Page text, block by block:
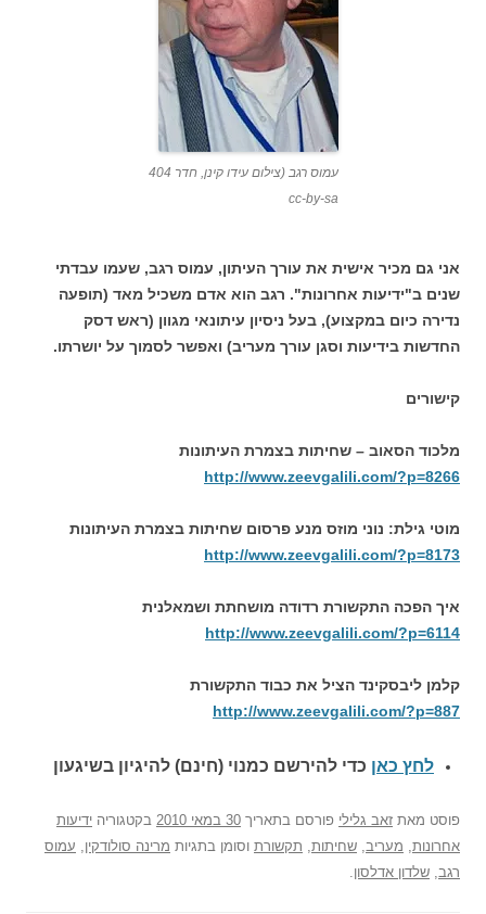
עמוס רגב (צילום עידו קינן, חדר 404
cc-by-sa
אני גם מכיר אישית את עורך העיתון, עמוס רגב, שעמו עבדתי
שנים ב"ידיעות אחרונות". רגב הוא אדם משכיל מאד (תופעה
נדירה כיום במקצוע), בעל ניסיון עיתונאי מגוון (ראש דסק
החדשות בידיעות וסגן עורך מעריב) ואפשר לסמוך על יושרתו.
קישורים
מלכוד הסאוב – שחיתות בצמרת העיתונות
http://www.zeevgalili.com/?p=8266
מוטי גילת: נוני מוזס מנע פרסום שחיתות בצמרת העיתונות
http://www.zeevgalili.com/?p=8173
איך הפכה התקשורת רדודה מושחתת ושמאלנית
http://www.zeevgalili.com/?p=6114
קלמן ליבסקינד הציל את כבוד התקשורת
http://www.zeevgalili.com/?p=887
לחץ כאן כדי להירשם כמנוי (חינם) להיגיון בשיגעון
פוסט מאת זאב גלילי פורסם בתאריך 30 במאי 2010 בקטגוריה ידיעות
אחרונות, מעריב, שחיתות, תקשורת וסומן בתגיות מרינה סולודקין, עמוס
רגב, שלדון אדלסון.